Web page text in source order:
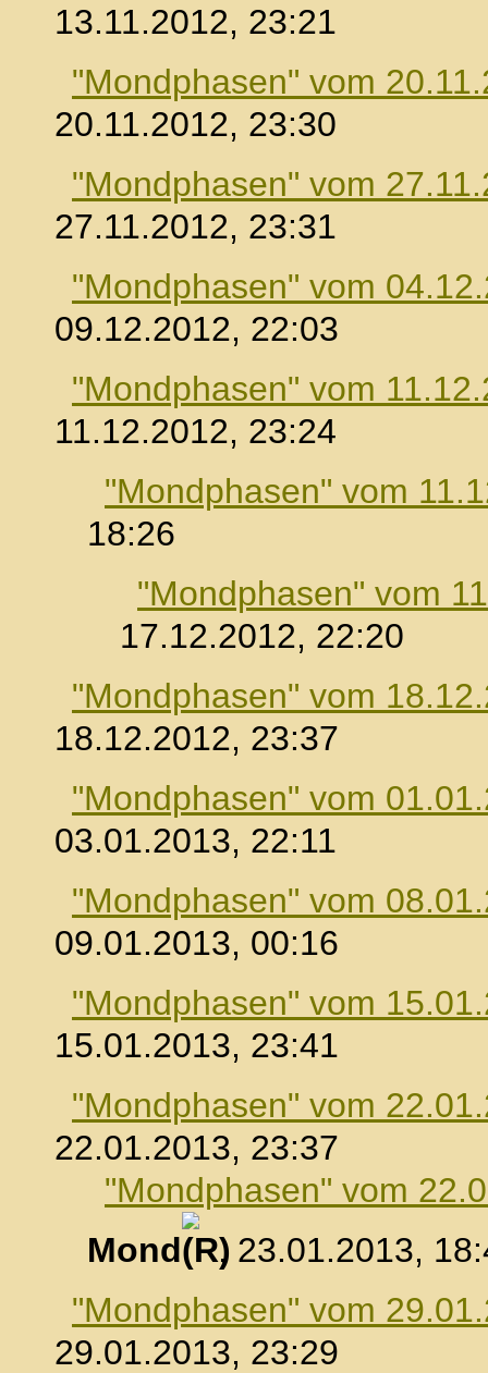
13.11.2012, 23:21
"Mondphasen" vom
20.11.2012, 23:30
"Mondphasen" vom
27.11.2012, 23:31
"Mondphasen" vom
09.12.2012, 22:03
"Mondphasen" vom
11.12.2012, 23:24
"Mondphasen" vom
18:26
"Mondphasen" vom
17.12.2012, 22:20
"Mondphasen" vom
18.12.2012, 23:37
"Mondphasen" vom
03.01.2013, 22:11
"Mondphasen" vom
09.01.2013, 00:16
"Mondphasen" vom
15.01.2013, 23:41
"Mondphasen" vom
22.01.2013, 23:37
"Mondphasen" vom
Mond
, 23.01.2013,
"Mondphasen" vom
29.01.2013, 23:29